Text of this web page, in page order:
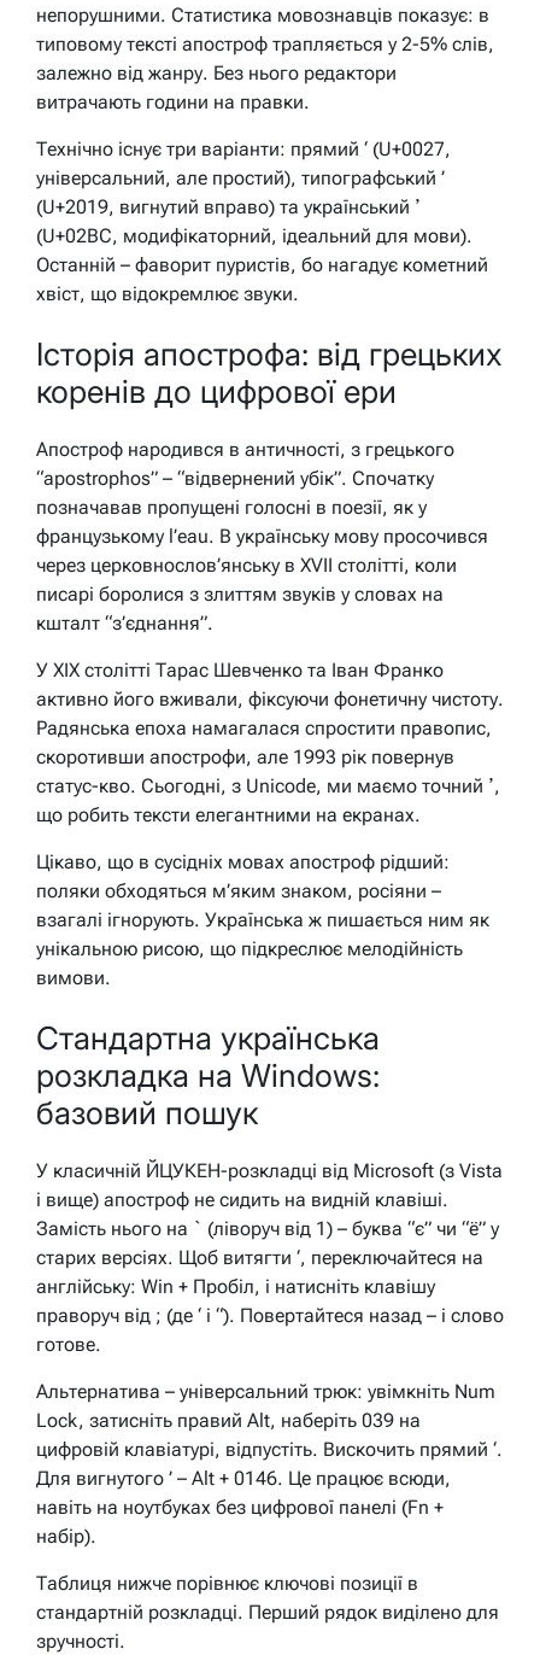
непорушними. Статистика мовознавців показує: в
типовому тексті апостроф трапляється у 2-5% слів,
залежно від жанру. Без нього редактори
витрачають години на правки.
Технічно існує три варіанти: прямий ‘ (U+0027,
універсальний, але простий), типографський ’
(U+2019, вигнутий вправо) та український ʼ
(U+02BC, модифікаторний, ідеальний для мови).
Останній – фаворит пуристів, бо нагадує кометний
хвіст, що відокремлює звуки.
Історія апострофа: від грецьких
коренів до цифрової ери
Апостроф народився в античності, з грецького
“apostrophos” – “відвернений убік”. Спочатку
позначавав пропущені голосні в поезії, як у
французькому l’eau. В українську мову просочився
через церковнослов’янську в XVII столітті, коли
писарі боролися з злиттям звуків у словах на
кшталт “з’єднання”.
У XIX столітті Тарас Шевченко та Іван Франко
активно його вживали, фіксуючи фонетичну чистоту.
Радянська епоха намагалася спростити правопис,
скоротивши апострофи, але 1993 рік повернув
статус-кво. Сьогодні, з Unicode, ми маємо точний ʼ,
що робить тексти елегантними на екранах.
Цікаво, що в сусідніх мовах апостроф рідший:
поляки обходяться м’яким знаком, росіяни –
взагалі ігнорують. Українська ж пишається ним як
унікальною рисою, що підкреслює мелодійність
вимови.
Стандартна українська
розкладка на Windows:
базовий пошук
У класичній ЙЦУКЕН-розкладці від Microsoft (з Vista
і вище) апостроф не сидить на видній клавіші.
Замість нього на ` (ліворуч від 1) – буква “є” чи “ё” у
старих версіях. Щоб витягти ‘, переключайтеся на
англійську: Win + Пробіл, і натисніть клавішу
праворуч від ; (де ‘ і “). Повертайтеся назад – і слово
готове.
Альтернатива – універсальний трюк: увімкніть Num
Lock, затисніть правий Alt, наберіть 039 на
цифровій клавіатурі, відпустіть. Вискочить прямий ‘.
Для вигнутого ’ – Alt + 0146. Це працює всюди,
навіть на ноутбуках без цифрової панелі (Fn +
набір).
Таблиця нижче порівнює ключові позиції в
стандартній розкладці. Перший рядок виділено для
зручності.